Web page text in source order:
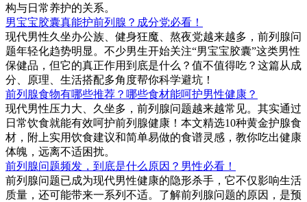
构与日常养护的关系。
男宝宝胶囊真能护前列腺？成分党必看！
现代男性久坐办公族、健身狂魔、熬夜党越来越多，前列腺问
题年轻化趋势明显。不少男生开始关注“男宝宝胶囊”这类男性
保健品，但它的真正作用到底是什么？值不值得吃？这篇从成
分、原理、生活搭配多角度帮你科学避坑！
前列腺食物有哪些推荐？哪些食材能呵护男性健康？
现代男性压力大、久坐多，前列腺问题越来越常见。其实通过
日常饮食就能有效呵护前列腺健康！本文精选10种黄金护腺食
材，附上实用饮食建议和简单易做的食谱灵感，教你吃出健康
体魄，远离不适困扰。
前列腺问题频发，到底是什么原因？男性必看！
前列腺问题已成为现代男性健康的隐形杀手，它不仅影响生活
质量，还可能带来一系列不适。了解前列腺问题的原因，是预